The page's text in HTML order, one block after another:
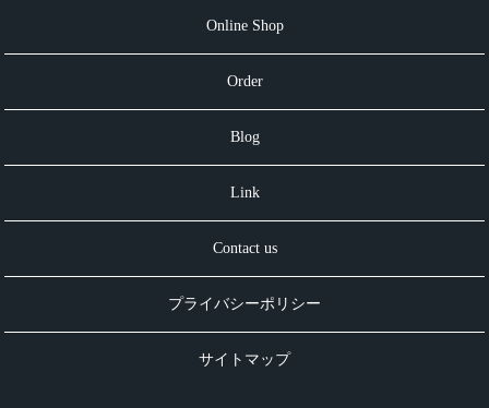
Online Shop
Order
Blog
Link
Contact us
プライバシーポリシー
サイトマップ